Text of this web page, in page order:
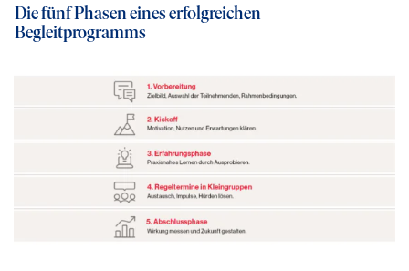
Die fünf Phasen eines erfolgreichen
Begleitprogramms